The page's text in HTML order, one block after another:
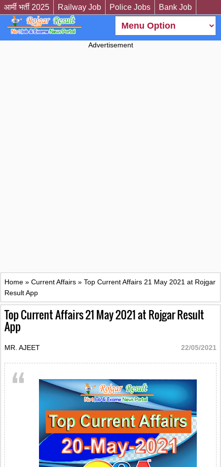
आर्मी भर्ती 2025 Railway Job Police Jobs Bank Job
Advertisement
Home » Current Affairs » Top Current Affairs 21 May 2021 at Rojgar
Result App
Top Current Affairs 21 May 2021 at Rojgar Result
App
MR. AJEET 22/05/2021